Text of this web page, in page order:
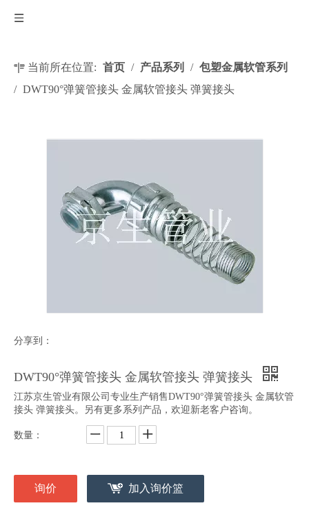
当前所在位置: 首页 / 产品系列 / 包塑金属软管系列
/ DWT90°弹簧管接头 金属软管接头 弹簧接头
分享到：
DWT90°弹簧管接头 金属软管接头 弹簧接头
江苏京生管业有限公司专业生产销售DWT90°弹簧管接头 金属软管
接头 弹簧接头。另有更多系列产品，欢迎新老客户咨询。
数量：
询价 加入询价篮